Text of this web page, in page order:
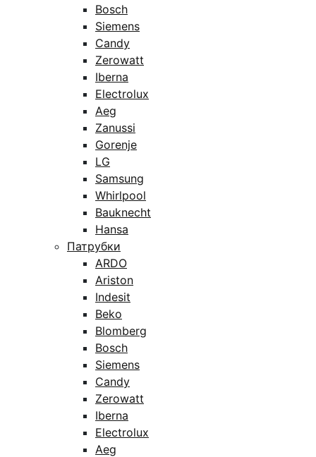
Bosch
Siemens
Candy
Zerowatt
Iberna
Electrolux
Aeg
Zanussi
Gorenje
LG
Samsung
Whirlpool
Bauknecht
Hansa
Патрубки
ARDO
Ariston
Indesit
Beko
Blomberg
Bosch
Siemens
Candy
Zerowatt
Iberna
Electrolux
Aeg